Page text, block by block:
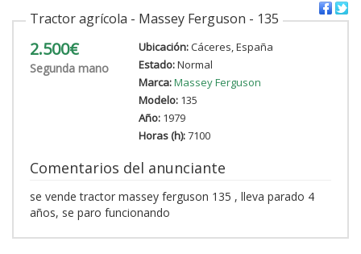
Tractor agrícola - Massey Ferguson - 135
2.500€
Segunda mano
Ubicación:Cáceres, España
Estado:Normal
Marca:Massey Ferguson
Modelo:135
Año:1979
Horas (h):7100
Comentarios del anunciante
se vende tractor massey ferguson 135 , lleva parado 4
años, se paro funcionando